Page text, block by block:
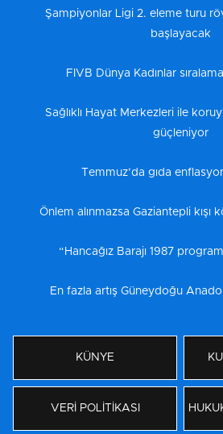
Şampiyonlar Ligi 2. eleme turu
başlayacak
FIVB Dünya Kadınlar
Sağlıklı Hayat Merkezleri ile
güçleniyor
Temmuz’da gıda
Önlem alınmazsa Gaziantepli kışı
“Hancağız Barajı 1987
En fazla artış Güneydoğu
KÜNYE
VERİ POLİTİKASI